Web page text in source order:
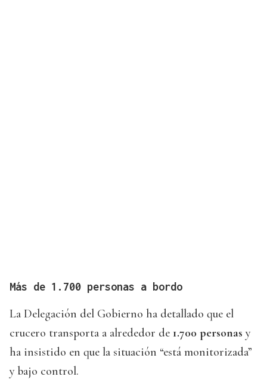
Más de 1.700 personas a bordo
La Delegación del Gobierno ha detallado que el
crucero transporta a alrededor de 1.700 personas y
ha insistido en que la situación “está monitorizada”
y bajo control.